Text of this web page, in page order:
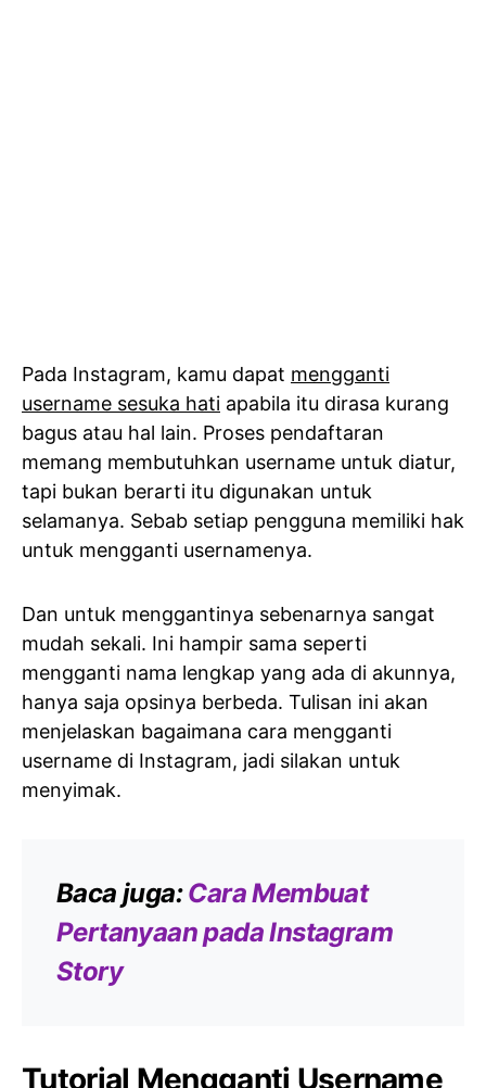
Pada Instagram, kamu dapat mengganti
username sesuka hati apabila itu dirasa kurang
bagus atau hal lain. Proses pendaftaran
memang membutuhkan username untuk diatur,
tapi bukan berarti itu digunakan untuk
selamanya. Sebab setiap pengguna memiliki hak
untuk mengganti usernamenya.
Dan untuk menggantinya sebenarnya sangat
mudah sekali. Ini hampir sama seperti
mengganti nama lengkap yang ada di akunnya,
hanya saja opsinya berbeda. Tulisan ini akan
menjelaskan bagaimana cara mengganti
username di Instagram, jadi silakan untuk
menyimak.
Baca juga:Cara Membuat
Pertanyaan pada Instagram
Story
Tutorial Mengganti Username